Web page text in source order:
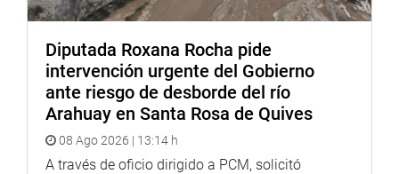
Diputada Roxana Rocha pide
intervención urgente del Gobierno
ante riesgo de desborde del río
Arahuay en Santa Rosa de Quives
08 Ago 2026 | 13:14 h
A través de oficio dirigido a PCM, solicitó